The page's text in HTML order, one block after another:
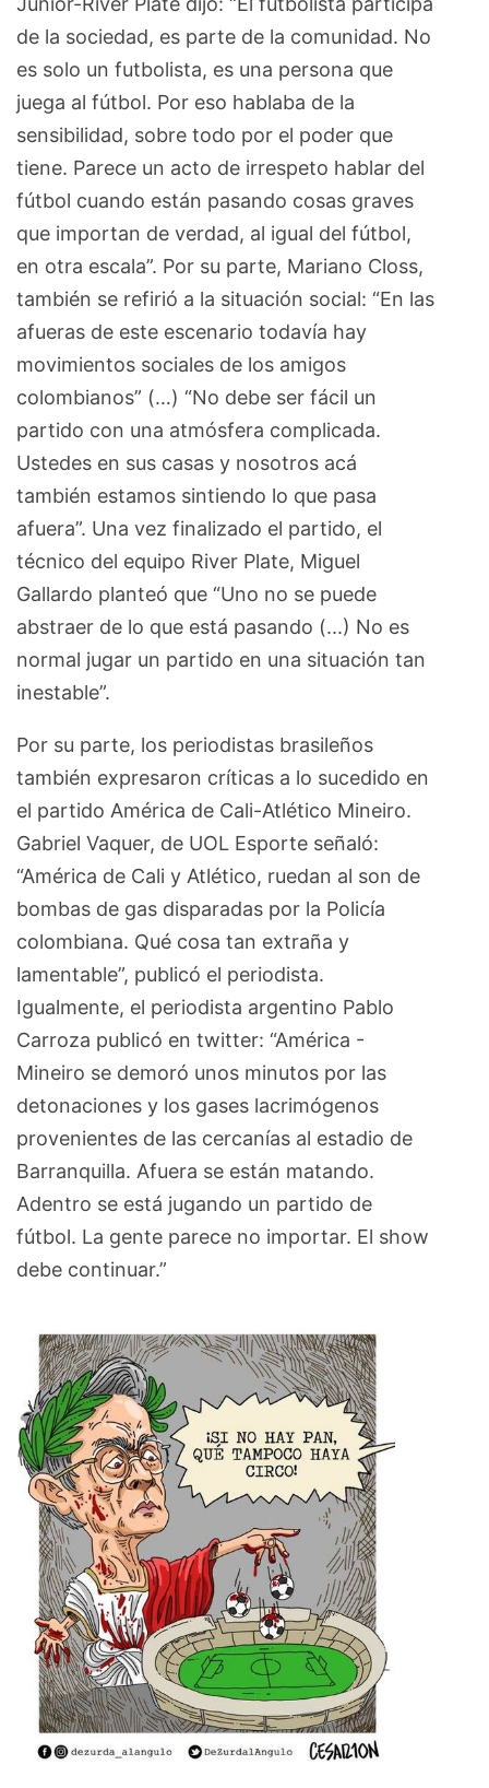
de la sociedad, es parte de la comunidad. No
es solo un futbolista, es una persona que
juega al fútbol. Por eso hablaba de la
sensibilidad, sobre todo por el poder que
tiene. Parece un acto de irrespeto hablar del
fútbol cuando están pasando cosas graves
que importan de verdad, al igual del fútbol,
en otra escala”. Por su parte, Mariano Closs,
también se refirió a la situación social: “En las
afueras de este escenario todavía hay
movimientos sociales de los amigos
colombianos” (…) “No debe ser fácil un
partido con una atmósfera complicada.
Ustedes en sus casas y nosotros acá
también estamos sintiendo lo que pasa
afuera”. Una vez finalizado el partido, el
técnico del equipo River Plate, Miguel
Gallardo planteó que “Uno no se puede
abstraer de lo que está pasando (...) No es
normal jugar un partido en una situación tan
inestable”.
Por su parte, los periodistas brasileños
también expresaron críticas a lo sucedido en
el partido América de Cali-Atlético Mineiro.
Gabriel Vaquer, de UOL Esporte señaló:
“América de Cali y Atlético, ruedan al son de
bombas de gas disparadas por la Policía
colombiana. Qué cosa tan extraña y
lamentable”, publicó el periodista.
Igualmente, el periodista argentino Pablo
Carroza publicó en twitter: “América -
Mineiro se demoró unos minutos por las
detonaciones y los gases lacrimógenos
provenientes de las cercanías al estadio de
Barranquilla. Afuera se están matando.
Adentro se está jugando un partido de
fútbol. La gente parece no importar. El show
debe continuar.”